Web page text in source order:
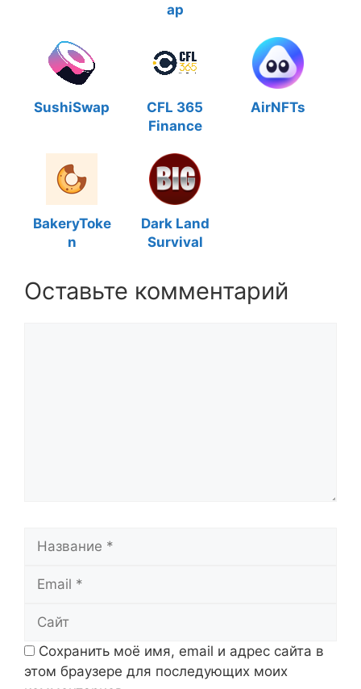
ap
SushiSwap
CFL 365
Finance
AirNFTs
BakeryToke
n
Dark Land
Survival
Оставьте комментарий
Название
Email
Сайт
Сохранить моё имя, email и адрес сайта в
этом браузере для последующих моих